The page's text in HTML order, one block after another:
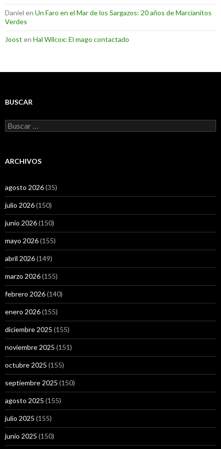
Daniel en Un Faro en el Mar de los Sargazos: 20 años de Marcianitos
Verdes
Joost en Hal Wilcox: El mago contactado
BUSCAR
Buscar:
ARCHIVOS
agosto 2026(35)
julio 2026(150)
junio 2026(150)
mayo 2026(155)
abril 2026(149)
marzo 2026(155)
febrero 2026(140)
enero 2026(155)
diciembre 2025 (155)
noviembre 2025 (151)
octubre 2025 (155)
septiembre 2025 (150)
agosto 2025 (155)
julio 2025 (155)
junio 2025 (150)